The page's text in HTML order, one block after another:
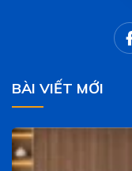
BÀI VIẾT MỚI